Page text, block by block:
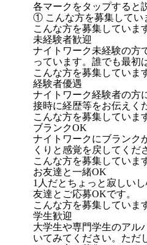
各マークをタップすると
① こんな方を募集してい
こんな方を募集していま
未経験者歓迎
ナイトワーク未経験の方
っています。誰でも最初
こんな方を募集していま
経験者優遇
ナイトワーク経験者の方
接時に経歴等をお伝えく
こんな方を募集していま
ブランクOK
ナイトワークにブランク
くりと感覚を戻してくだ
こんな方を募集していま
お友達と一緒OK
1人だとちょっと寂しい
友達とご応募OKです。
こんな方を募集していま
学生歓迎
大学生や専門学生のアル
いてみてください。ただ